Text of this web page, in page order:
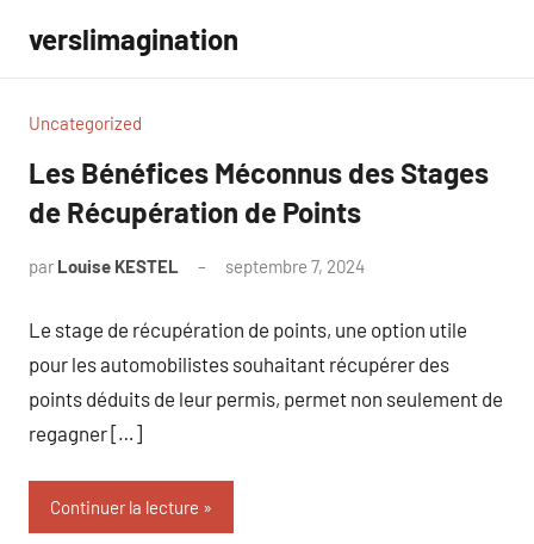
contenu
verslimagination
Uncategorized
Les Bénéfices Méconnus des Stages
de Récupération de Points
par Louise KESTEL septembre 7, 2024
Le stage de récupération de points, une option utile
pour les automobilistes souhaitant récupérer des
points déduits de leur permis, permet non seulement de
regagner […]
Continuer la lecture